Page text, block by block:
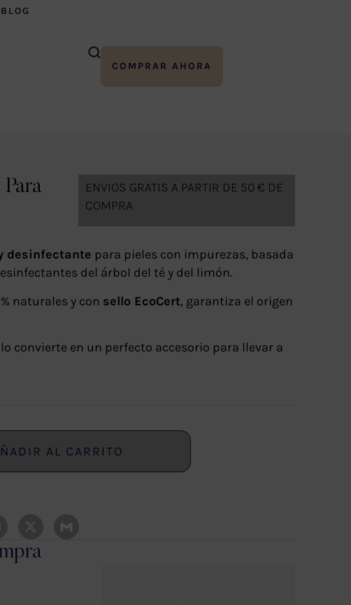
BLOG
COMPRAR AHORA
ENVIOS GRATIS A PARTIR DE 50 € DE
COMPRA
desinfectante para pieles con impurezas, basada
del árbol del té y del limón.
naturales y con sello EcoCert, garantiza el origen
convierte en un perfecto accesorio para llevar a
AL CARRITO